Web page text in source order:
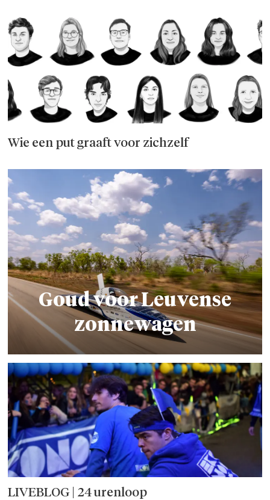
Wie een put graaft voor zichzelf
Goud voor Leuvense
zonnewagen
LIVEBLOG | 24 urenloop